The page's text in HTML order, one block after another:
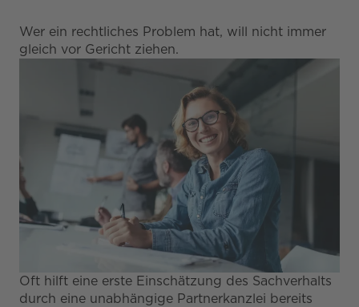
Wer ein rechtliches Problem hat, will nicht immer
gleich vor Gericht ziehen.
Oft hilft eine erste Einschätzung des Sachverhalts
durch eine unabhängige Partnerkanzlei bereits